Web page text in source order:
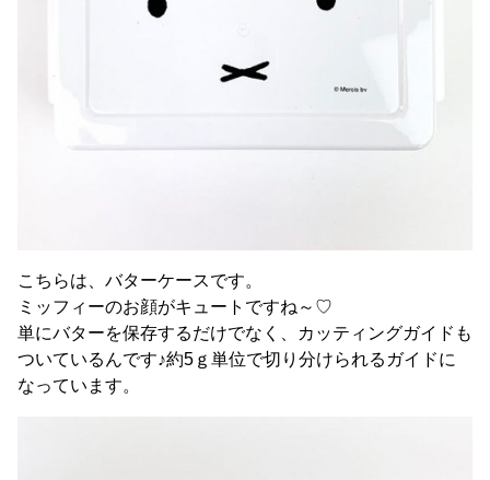
こちらは、バターケースです。
ミッフィーのお顔がキュートですね～♡
単にバターを保存するだけでなく、カッティングガイドも
ついているんです♪約5ｇ単位で切り分けられるガイドに
なっています。